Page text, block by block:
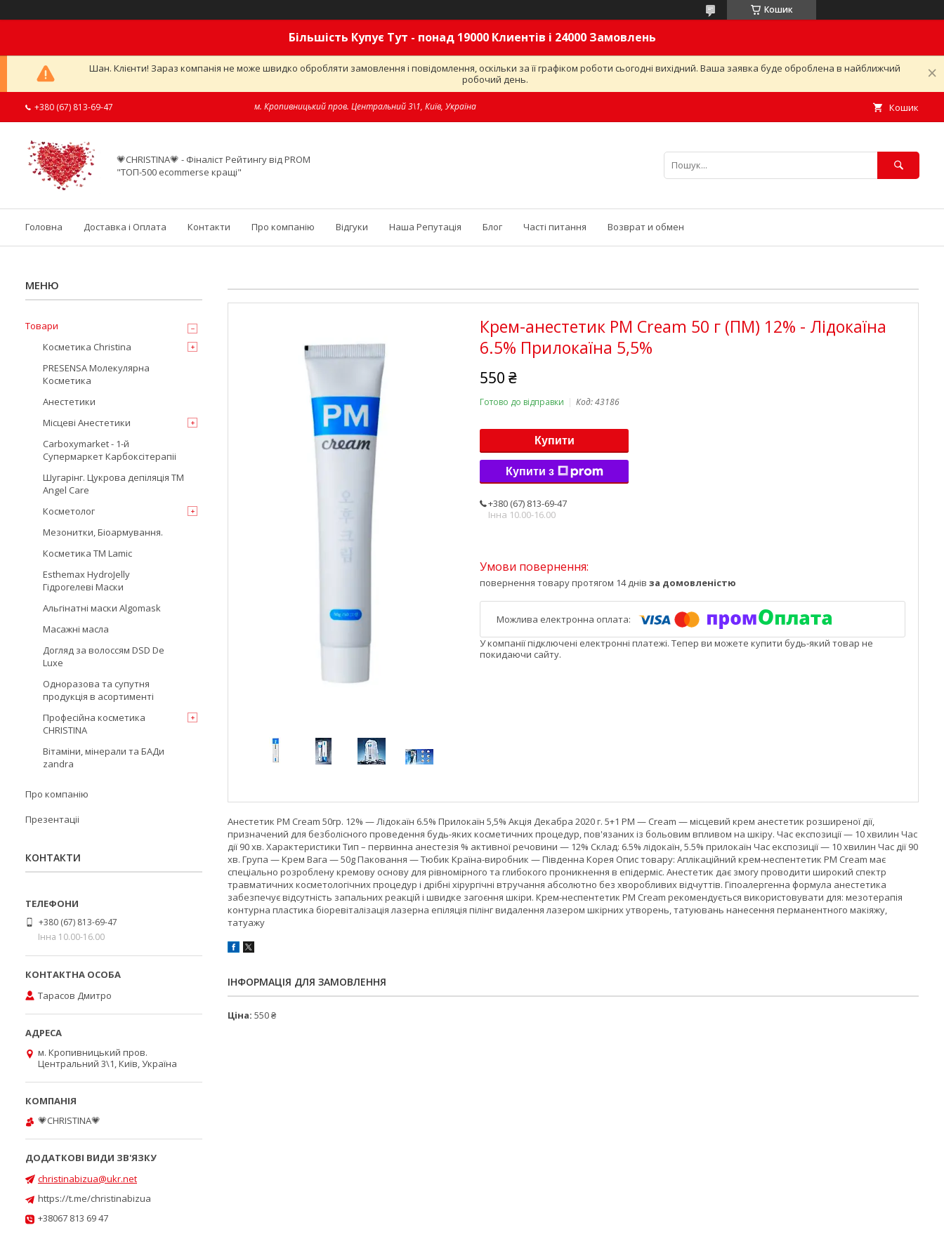
Кошик
Більшість Купує Тут - понад 19000 Клиентів і 24000 Замовлень
Шан. Клієнти! Зараз компанія не може швидко обробляти замовлення і повідомлення, оскільки за її графіком роботи сьогодні вихідний. Ваша заявка буде оброблена в найближчий
робочий день.
+380 (67) 813-69-47 м. Кропивницький пров. Центральний 3\1, Київ, Україна Кошик
💗CHRISTINA💗 - Фіналіст Рейтингу від PROM
"ТОП-500 ecommerse кращі"
Головна Доставка і Оплата Контакти Про компанію Відгуки Наша Репутація Блог Часті питання Возврат и обмен
Крем-анестетик PM Cream 50 г (ПМ) 12% - Лідокаїна
6.5% Прилокаїна 5,5%
550 ₴
Готово до відправки Код:43186
Купити
Купити з
+380 (67) 813-69-47
Інна 10.00-16.00
повернення товару протягом 14 днів за домовленістю
У компанії підключені електронні платежі. Тепер ви можете купити будь-який товар не
покидаючи сайту.
Анестетик PM Cream 50гр. 12% — Лідокаїн 6.5% Прилокаїн 5,5% Акція Декабра 2020 г. 5+1 PM — Cream — місцевий крем анестетик розширеної дії,
призначений для безболісного проведення будь-яких косметичних процедур, пов'язаних із больовим впливом на шкіру. Час експозиції — 10 хвилин Час
дії 90 хв. Характеристики Тип – первинна анестезія % активної речовини — 12% Склад: 6.5% лідокаїн, 5.5% прилокаїн Час експозиції — 10 хвилин Час дії 90
хв. Група — Крем Вага — 50g Паковання — Тюбик Країна-виробник — Південна Корея Опис товару: Аплікаційний крем-неспентетик PM Cream має
спеціально розроблену кремову основу для рівномірного та глибокого проникнення в епідерміс. Анестетик дає змогу проводити широкий спектр
травматичних косметологічних процедур і дрібні хірургічні втручання абсолютно без хворобливих відчуттів. Гіпоалергенна формула анестетика
забезпечує відсутність запальних реакцій і швидке загоєння шкіри. Крем-неспентетик PM Cream рекомендується використовувати для: мезотерапія
контурна пластика біоревіталізація лазерна епіляція пілінг видалення лазером шкірних утворень, татуювань нанесення перманентного макіяжу,
татуажу
ІНФОРМАЦІЯ ДЛЯ ЗАМОВЛЕННЯ
Ціна: 550 ₴
Товари
Косметика Christina
PRESENSA Молекулярна
Косметика
Анестетики
Місцеві Анестетики
Carboxymarket - 1-й
Супермаркет Карбоксітерапіі
Шугарінг. Цукрова депіляція TM
Angel Care
Косметолог
Мезонитки, Біоармування.
Косметика TM Lamic
Esthemax HydroJelly
Гідрогелеві Маски
Альгінатні маски Algomask
Масажні масла
Догляд за волоссям DSD De
Luxe
Одноразова та супутня
продукція в асортименті
Професійна косметика
CHRISTINA
Вітаміни, мінерали та БАДи
zandra
Про компанію
Презентаціі
КОНТАКТИ
+380 (67) 813-69-47
Інна 10.00-16.00
Тарасов Дмитро
м. Кропивницький пров.
Центральний 3\1, Київ, Україна
💗CHRISTINA💗
christinabizua@ukr.net
https://t.me/christinabizua
+38067 813 69 47